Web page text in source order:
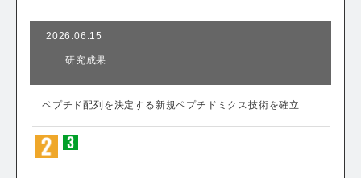
2026.06.15
研究成果
ペプチド配列を決定する新規ペプチドミクス技術を確立